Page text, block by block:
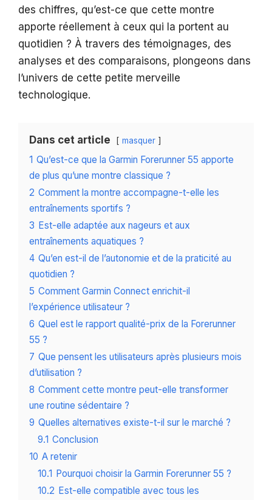
des chiffres, qu’est-ce que cette montre
apporte réellement à ceux qui la portent au
quotidien ? À travers des témoignages, des
analyses et des comparaisons, plongeons dans
l’univers de cette petite merveille
technologique.
Dans cet article masquer
1 Qu’est-ce que la Garmin Forerunner 55 apporte
de plus qu’une montre classique ?
2 Comment la montre accompagne-t-elle les
entraînements sportifs ?
3 Est-elle adaptée aux nageurs et aux
entraînements aquatiques ?
4 Qu’en est-il de l’autonomie et de la praticité au
quotidien ?
5 Comment Garmin Connect enrichit-il
l’expérience utilisateur ?
6 Quel est le rapport qualité-prix de la Forerunner
55 ?
7 Que pensent les utilisateurs après plusieurs mois
d’utilisation ?
8 Comment cette montre peut-elle transformer
une routine sédentaire ?
9 Quelles alternatives existe-t-il sur le marché ?
9.1 Conclusion
10 A retenir
10.1 Pourquoi choisir la Garmin Forerunner 55 ?
10.2 Est-elle compatible avec tous les